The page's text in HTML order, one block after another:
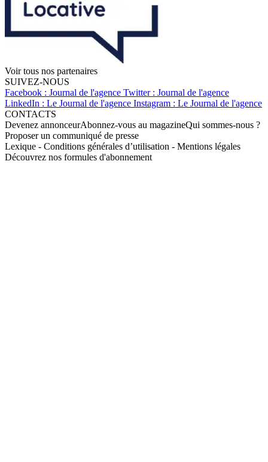
Voir tous nos partenaires
SUIVEZ-NOUS
Facebook : Journal de l'agence Twitter : Journal de l'agence
LinkedIn : Le Journal de l'agence Instagram : Le Journal de l'agence
CONTACTS
Devenez annonceurAbonnez-vous au magazineQui sommes-nous ?
Proposer un communiqué de presse
Lexique - Conditions générales d’utilisation - Mentions légales
Découvrez nos formules d'abonnement